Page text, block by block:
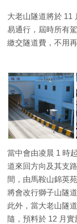
大老山隧道將於 11
易通行，屆時所有
繳交隧道費，不用再
當中會由凌晨 1 時
道來回方向及其支
間，由馬鞍山錦英
將會改行獅子山隧
此外，當大老山隧
隨，預料於 12 月實